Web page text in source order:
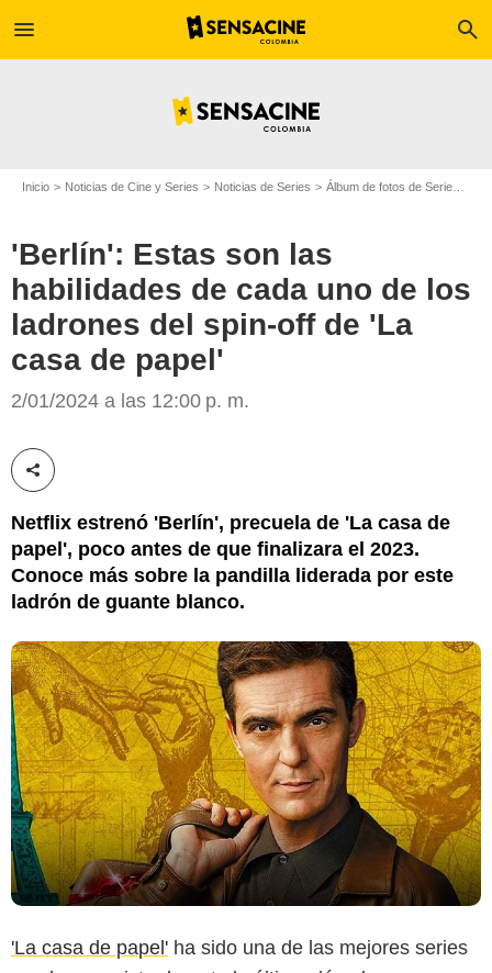
menu search
Inicio Noticias de Cine y Series Noticias de Series Álbum de fotos de Serie
'Berlín': Estas son las
habilidades de cada uno de los
ladrones del spin-off de 'La
casa de papel'
2/01/2024 a las 12:00 p. m.
Compartir esta noticia
Netflix estrenó 'Berlín', precuela de 'La casa de
papel', poco antes de que finalizara el 2023.
Conoce más sobre la pandilla liderada por este
ladrón de guante blanco.
'La casa de papel' ha sido una de las mejores series